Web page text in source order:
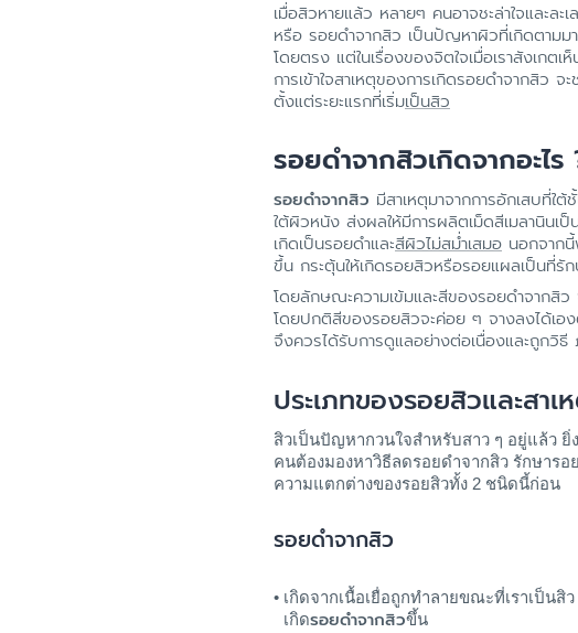
เมื่อสิวหายแล้ว หลายๆ คนอาจชะล่าใจและ
หรือ รอยดำจากสิว เป็นปัญหาผิวที่เกิดตามม
โดยตรง แต่ในเรื่องของจิตใจเมื่อเราสังเก
การเข้าใจสาเหตุของการเกิดรอยดำจากสิว
ตั้งแต่ระยะแรกที่เริ่มเป็นสิว
รอยดำจากสิวเกิดจากอะไร
รอยดำจากสิว มีสาเหตุมาจากการอักเสบที่ใ
ใต้ผิวหนัง ส่งผลให้มีการผลิตเม็ดสีเมลานินเ
เกิดเป็นรอยดำและสีผิวไม่สม่ำเสมอ นอกจาก
ขึ้น กระตุ้นให้เกิดรอยสิวหรือรอยแผลเป็นที่รั
โดยลักษณะความเข้มและสีของรอยดำจากสิ
โดยปกติสีของรอยสิวจะค่อย ๆ จางลงได้เอ
จึงควรได้รับการดูแลอย่างต่อเนื่องและถูกวิ
ประเภทของรอยสิวและสา
สิวเป็นปัญหากวนใจสำหรับสาว ๆ อยู่แล้ว ยิ่
คนต้องมองหาวิธีลดรอยดำจากสิว รักษารอ
ความแตกต่างของรอยสิวทั้ง 2 ชนิดนี้ก่อน
รอยดำจากสิว
เกิดจากเนื้อเยื่อถูกทำลายขณะที่เราเป็น
เกิดรอยดำจากสิวขึ้น